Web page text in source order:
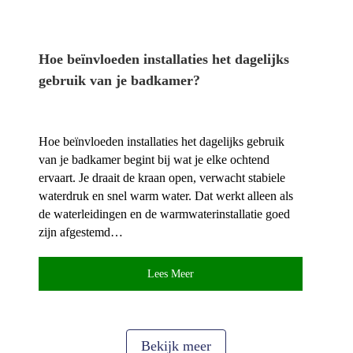
Hoe beïnvloeden installaties het dagelijks
gebruik van je badkamer?
Hoe beïnvloeden installaties het dagelijks gebruik
van je badkamer begint bij wat je elke ochtend
ervaart.​ Je draait de kraan open, verwacht stabiele
waterdruk en snel warm water.​ Dat werkt alleen als
de waterleidingen en de warmwaterinstallatie goed
zijn afgestemd…
Lees Meer
Bekijk meer